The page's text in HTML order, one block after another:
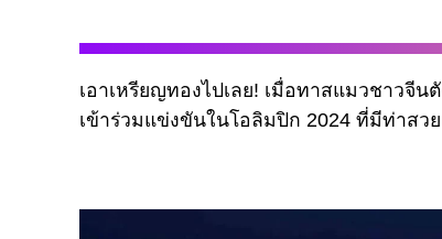
เอาเหรียญทองไปเลย! เมื่อทาสแมวชาวจี
เข้าร่วมแข่งขันในโอลิมปิก 2024 ที่มีท่าสว